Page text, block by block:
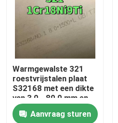
Video's
Over ons
fabriekstour
Kwaliteitscontrole
Warmgewalste 321
roestvrijstalen plaat
S32168 met een dikte
van 3,0 - 80,0 mm en
corrosiebestendigheid
Aanvraag sturen